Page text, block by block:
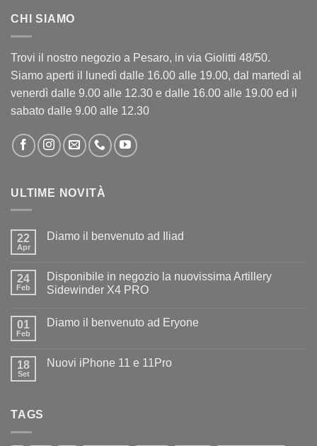
CHI SIAMO
Trovi il nostro negozio a Pesaro, in via Giolitti 48/50.
Siamo aperti il lunedì dalle 16.00 alle 19.00, dal martedì al
venerdì dalle 9.00 alle 12.30 e dalle 16.00 alle 19.00 ed il
sabato dalle 9.00 alle 12.30
ULTIME NOVITÀ
22
Apr
Diamo il benvenuto ad Iliad
Diamo
il
benvenuto
24
Feb
Disponibile in negozio la nuovissima Artillery
Sidewinder X4 PRO
su
la
nuovissima
01
Feb
Diamo il benvenuto ad Eryone
Diamo
18
Set
Nuovi iPhone 11 e 11Pro
TAGS